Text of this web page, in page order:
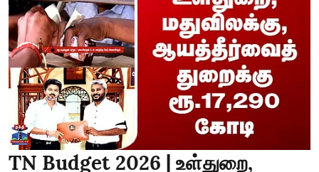
TN Budget 2026 | உள்துறை,